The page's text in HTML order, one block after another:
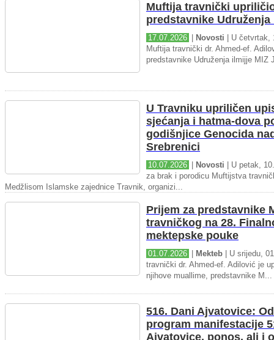
Muftija travnički
predstavnike
17.07.2026 Novosti | U četvrtak,
Muftija travnički dr. Ahmed-ef.
predstavnike Udruženja ilmijje MIZ
U Travniku upriličen
sjećanja i hatma-dova
godišnjice Genocida
Srebrenici
10.07.2026 Novosti | U petak,
za brak i porodicu Muftijstva
Medžlisom Islamske zajednice Travnik, organizi...
Prijem za predstavnike
travničkog na 28.
mektepske pouke
01.07.2026 Mekteb | U srijedu,
travnički dr. Ahmed-ef. Adilović je
njihove muallime, predstavnike M...
516. Dani Ajvatovice:
program manifestacije
Ajvatovice, ponos, ali i